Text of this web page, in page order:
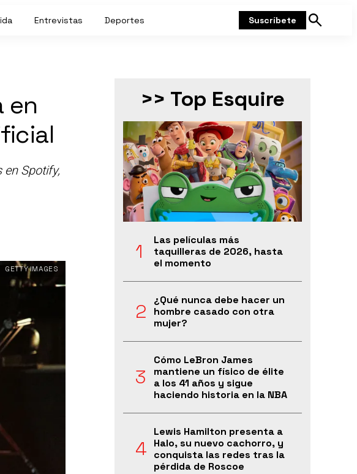
Entrevistas Deportes Suscríbete
Mostrar
en
Spotify,
GETTY IMAGES
>> Top Esquire
Las películas más
taquilleras de 2026, hasta
el momento
¿Qué nunca debe hacer un
hombre casado con otra
mujer?
Cómo LeBron James
mantiene un físico de élite
a los 41 años y sigue
haciendo historia en la NBA
Lewis Hamilton presenta a
Halo, su nuevo cachorro, y
conquista las redes tras la
pérdida de Roscoe